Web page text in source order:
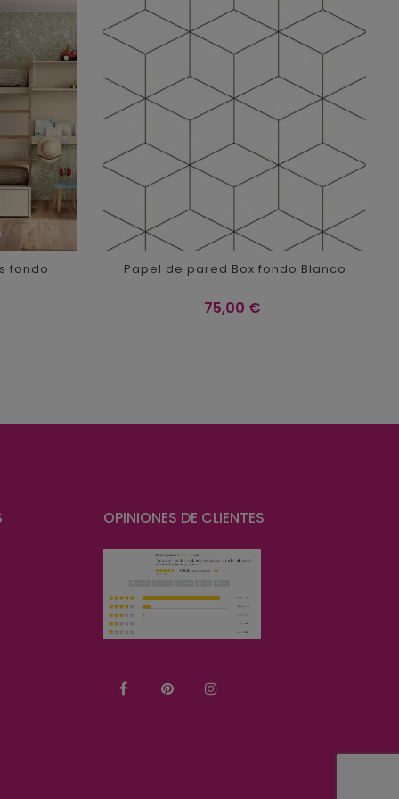
fondo Papel de pared Box fondo Blanco
Precio
75,00 €
OPINIONES DE CLIENTES
FacebookPinterest